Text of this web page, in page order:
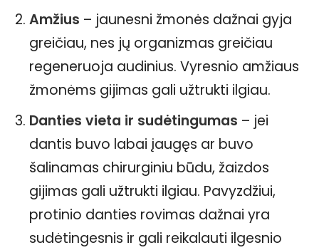
Amžius – jaunesni žmonės dažnai gyja
greičiau, nes jų organizmas greičiau
regeneruoja audinius. Vyresnio amžiaus
žmonėms gijimas gali užtrukti ilgiau.
Danties vieta ir sudėtingumas – jei
dantis buvo labai įaugęs ar buvo
šalinamas chirurginiu būdu, žaizdos
gijimas gali užtrukti ilgiau. Pavyzdžiui,
protinio danties rovimas dažnai yra
sudėtingesnis ir gali reikalauti ilgesnio